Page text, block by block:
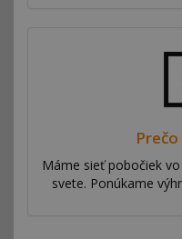
Máme sieť pobočiek
svete. Ponúkame